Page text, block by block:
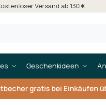
Versand ab 130 €
Geschenkideen
gratis bei Einkäufen